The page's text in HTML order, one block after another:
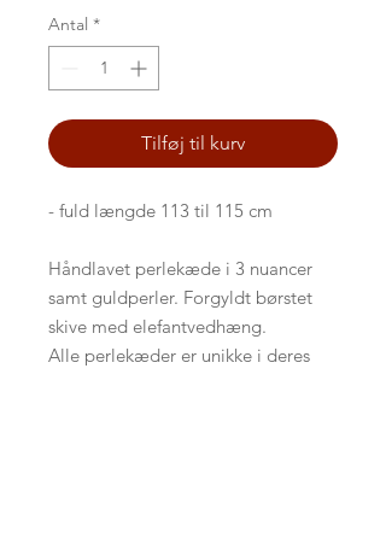
Antal *
Tilføj til kurv
- fuld længde 113 til 115 cm
Håndlavet perlekæde i 3 nuancer
samt guldperler. Forgyldt børstet
skive med elefantvedhæng.
Alle perlekæder er unikke i deres